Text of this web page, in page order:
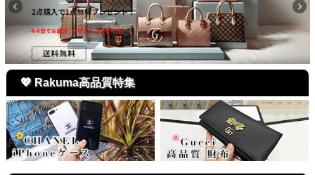
ログイン
新規会員登録
CATEGORY
ホーム
Rakuma iPhone ケース
💖 Rakuma高品質特集